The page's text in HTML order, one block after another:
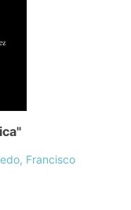
Francisco